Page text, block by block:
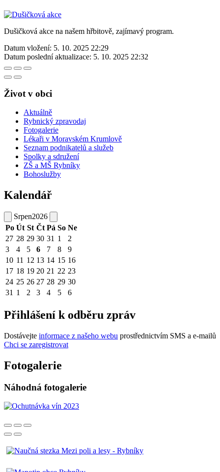
Dušičková akce na našem hřbitově, zajímavý program.
Datum vložení: 5. 10. 2025 22:29
Datum poslední aktualizace: 5. 10. 2025 22:32
Život v obci
Aktuálně
Rybnický zpravodaj
Fotogalerie
Lékaři v Moravském Krumlově
Seznam podnikatelů a služeb
Spolky a sdružení
ZŠ a MŠ Rybníky
Bohoslužby
Kalendář
Srpen2026
Po Út St Čt Pá So Ne
27 28 29 30 31 1
2
3
4 5 6 7 8
9
10 11 12 13 14 15 16
17 18 19 20 21 22 23
24 25 26 27 28 29 30
31 1 2 3 4 5 6
Přihlášení k odběru zpráv
Dostávejte informace z našeho webu prostřednictvím SMS a e-mailů
Chci se zaregistrovat
Fotogalerie
Náhodná fotogalerie